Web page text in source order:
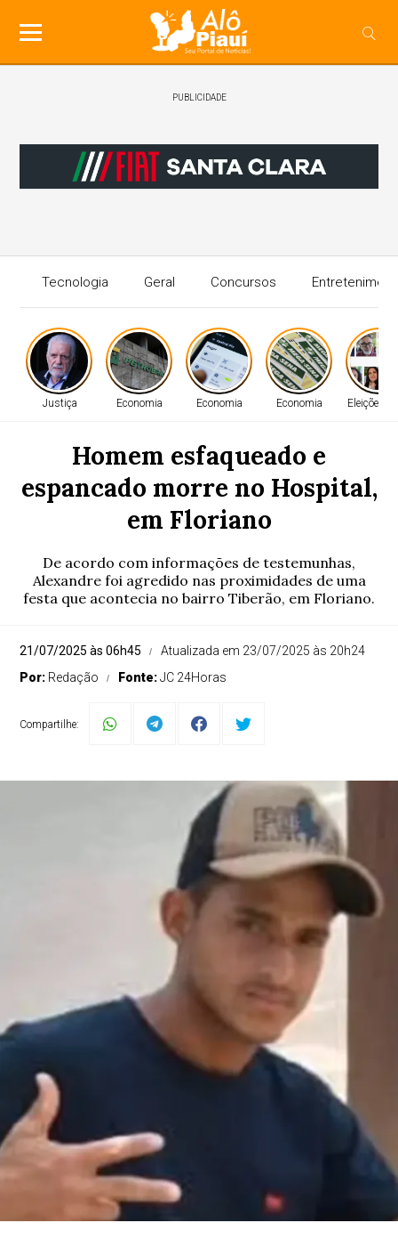
PUBLICIDADE
Tecnologia Geral Concursos
Justiça Economia Economia Economia Eleições
Homem esfaqueado e
espancado morre no Hospital,
em Floriano
De acordo com informações de testemunhas,
Alexandre foi agredido nas proximidades de uma
festa que acontecia no bairro Tiberão, em Floriano.
21/07/2025 às 06h45
Atualizada em 23/07/2025 às 20h24
Por: Redação Fonte:JC 24Horas
Compartilhe: